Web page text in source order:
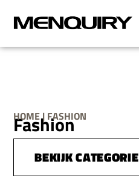
HOME | FASHION
Fashion
BEKIJK CATEGORIE